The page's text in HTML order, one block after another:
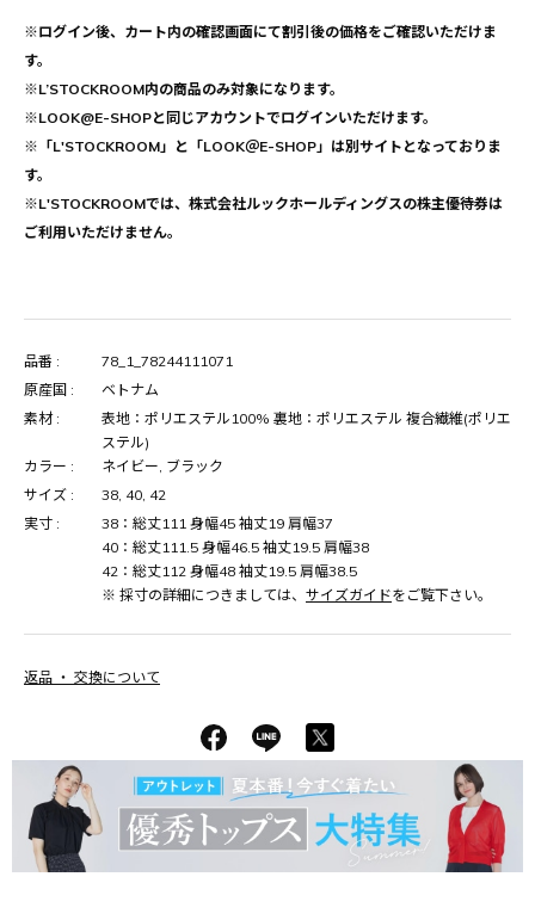
※ログイン後、カート内の確認画面にて割引後の価格をご確認いただけま
す。
※L’STOCKROOM内の商品のみ対象になります。
※LOOK@E-SHOPと同じアカウントでログインいただけます。
※「L'STOCKROOM」と「LOOK＠E-SHOP」は別サイトとなっておりま
す。
※L'STOCKROOMでは、株式会社ルックホールディングスの株主優待券は
ご利用いただけません。
品番 :
78_1_78244111071
原産国 :
ベトナム
素材 :
表地：ポリエステル100% 裏地：ポリエステル 複合繊維(ポリエ
ステル)
カラー :
ネイビー, ブラック
サイズ :
38, 40, 42
実寸 :
38：総丈111 身幅45 袖丈19 肩幅37
40：総丈111.5 身幅46.5 袖丈19.5 肩幅38
42：総丈112 身幅48 袖丈19.5 肩幅38.5
※ 採寸の詳細につきましては、 サイズガイドをご覧下さい。
返品 ・ 交換について